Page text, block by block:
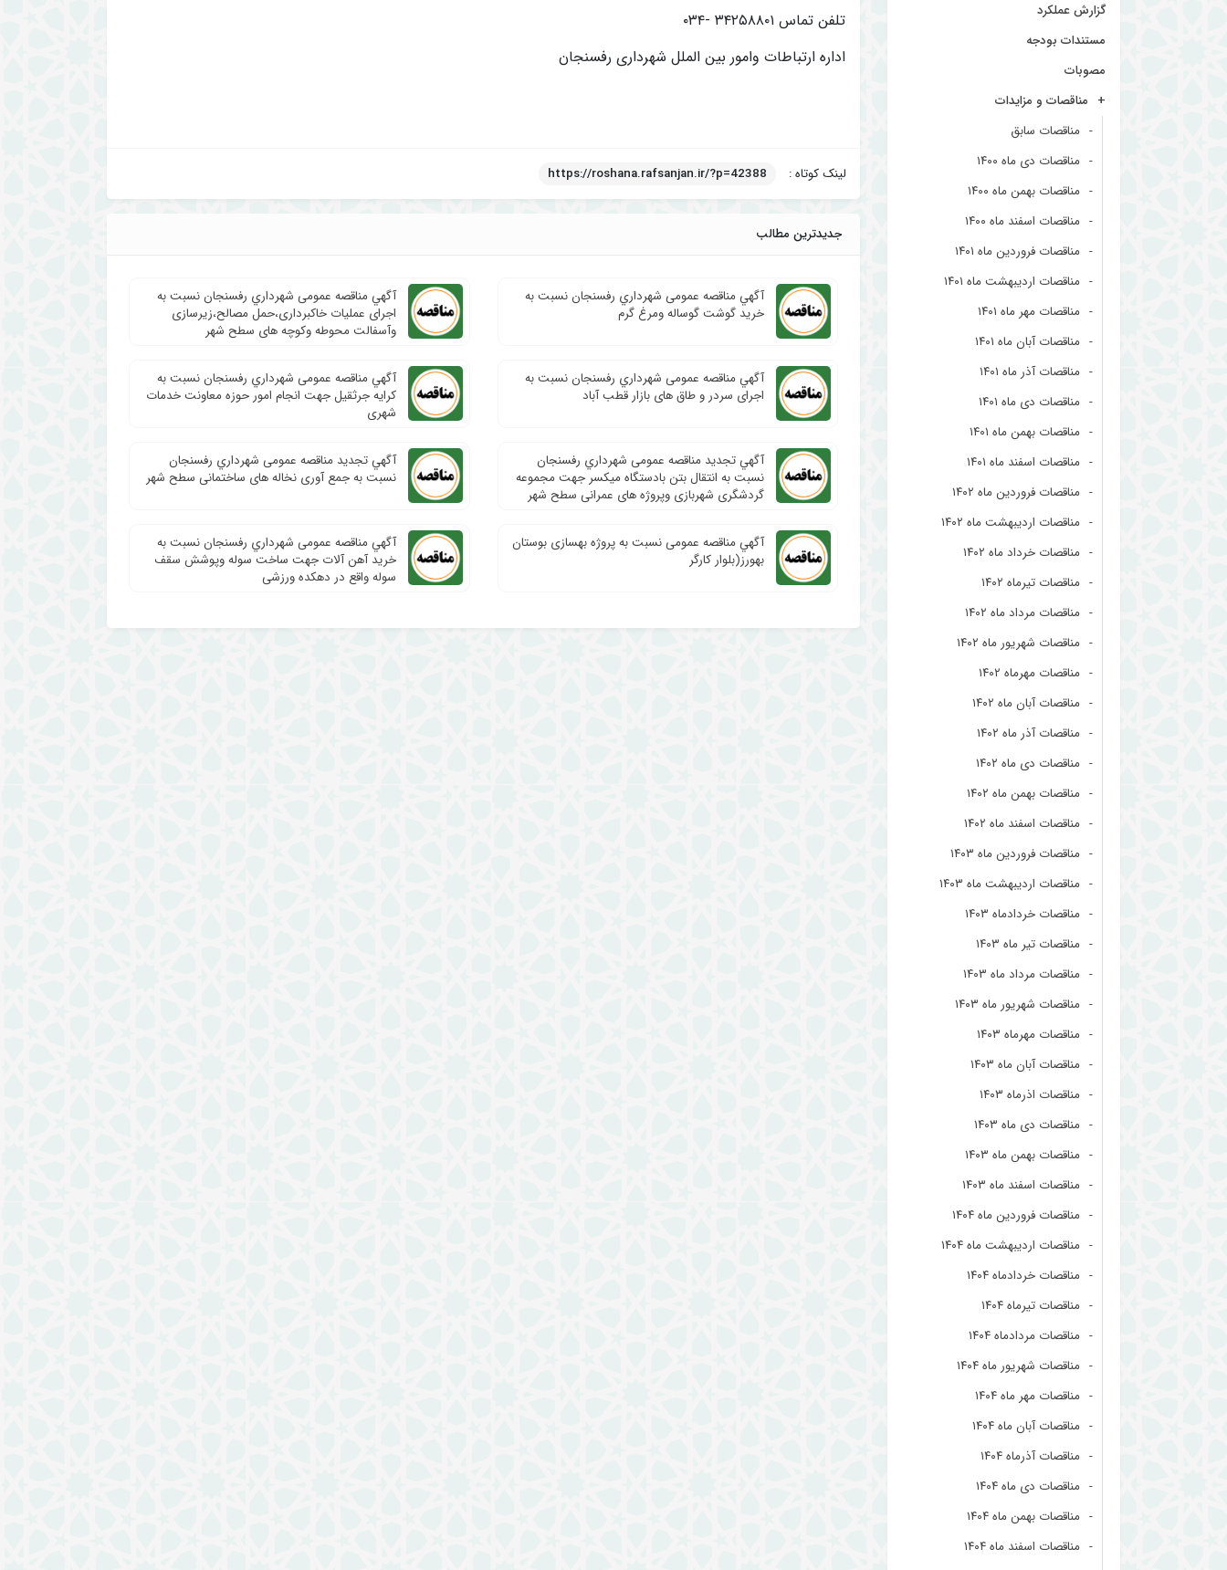
گزارش عملکرد
مستندات بودجه
مصوبات
مناقصات و مزایدات
مناقصات سابق
مناقصات دی ماه ۱۴۰۰
مناقصات بهمن ماه ۱۴۰۰
مناقصات اسفند ماه ۱۴۰۰
مناقصات فروردین ماه ۱۴۰۱
مناقصات اردیبهشت ماه ۱۴۰۱
مناقصات مهر ماه ۱۴۰۱
مناقصات آبان ماه ۱۴۰۱
مناقصات آذر ماه ۱۴۰۱
مناقصات دی ماه ۱۴۰۱
مناقصات بهمن ماه ۱۴۰۱
مناقصات اسفند ماه ۱۴۰۱
مناقصات فروردین ماه ۱۴۰۲
مناقصات اردیبهشت ماه ۱۴۰۲
مناقصات خرداد ماه ۱۴۰۲
مناقصات تیرماه ۱۴۰۲
مناقصات مرداد ماه ۱۴۰۲
مناقصات شهریور ماه ۱۴۰۲
مناقصات مهرماه ۱۴۰۲
مناقصات آبان ماه ۱۴۰۲
مناقصات آذر ماه ۱۴۰۲
مناقصات دی ماه ۱۴۰۲
مناقصات بهمن ماه ۱۴۰۲
مناقصات اسفند ماه ۱۴۰۲
مناقصات فروردین ماه ۱۴۰۳
مناقصات اردیبهشت ماه ۱۴۰۳
مناقصات خردادماه ۱۴۰۳
مناقصات تیر ماه ۱۴۰۳
مناقصات مرداد ماه ۱۴۰۳
مناقصات شهریور ماه ۱۴۰۳
مناقصات مهرماه ۱۴۰۳
مناقصات آبان ماه ۱۴۰۳
مناقصات اذرماه ۱۴۰۳
مناقصات دی ماه ۱۴۰۳
مناقصات بهمن ماه ۱۴۰۳
مناقصات اسفند ماه ۱۴۰۳
مناقصات فروردین ماه ۱۴۰۴
مناقصات اردیبهشت ماه ۱۴۰۴
مناقصات خردادماه ۱۴۰۴
مناقصات تیرماه ۱۴۰۴
مناقصات مردادماه ۱۴۰۴
مناقصات شهریور ماه ۱۴۰۴
مناقصات مهر ماه ۱۴۰۴
مناقصات آبان ماه ۱۴۰۴
مناقصات آذرماه ۱۴۰۴
مناقصات دی ماه ۱۴۰۴
مناقصات بهمن ماه ۱۴۰۴
مناقصات اسفند ماه ۱۴۰۴
تلفن تماس ۳۴۲۵۸۸۰۱ -۰۳۴
اداره ارتباطات وامور بین الملل شهرداری رفسنجان
لینک کوتاه : https://roshana.rafsanjan.ir/?p=42388
جدیدترین مطالب
آگهي مناقصه عمومی شهرداري رفسنجان نسبت به
خرید گوشت گوساله ومرغ گرم
آگهي مناقصه عمومی شهرداري رفسنجان نسبت به
اجرای عملیات خاکبرداری،حمل مصالح،زیرسازی
وآسفالت محوطه وکوچه های سطح شهر
آگهي مناقصه عمومی شهرداري رفسنجان نسبت به
اجرای سردر و طاق های بازار قطب آباد
آگهي مناقصه عمومی شهرداري رفسنجان نسبت به
کرایه جرثقیل جهت انجام امور حوزه معاونت خدمات
شهری
آگهي تجدید مناقصه عمومی شهرداري رفسنجان
نسبت به انتقال بتن بادستگاه میکسر جهت مجموعه
گردشگری شهربازی وپروژه های عمرانی سطح شهر
آگهي تجدید مناقصه عمومی شهرداري رفسنجان
نسبت به جمع آوری نخاله های ساختمانی سطح شهر
آگهي مناقصه عمومی نسبت به پروژه بهسازی بوستان
بهورز(بلوار کارگر
آگهي مناقصه عمومی شهرداري رفسنجان نسبت به
خرید آهن آلات جهت ساخت سوله وپوشش سقف
سوله واقع در دهکده ورزشی